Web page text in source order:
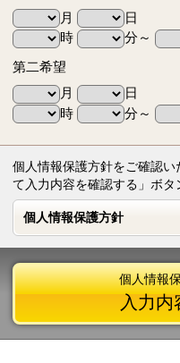
月
日
時
分～
第二希望
月
日
時
分～
個人情報保護方針をご確認
て入力内容を確認する」ボタ
個人情報保護方針
個人情報保護方針
個人情報
入力内